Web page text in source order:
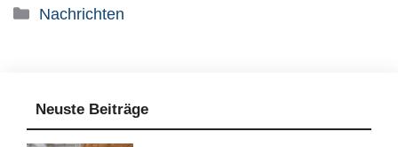
Kategorien
Nachrichten
Neuste Beiträge